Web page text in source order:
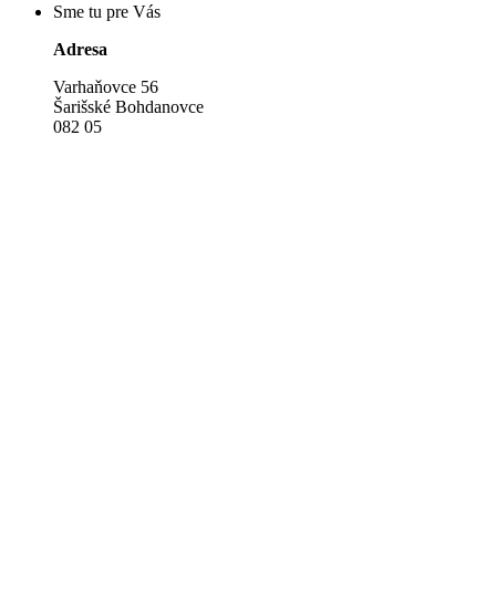
Sme tu pre Vás
Adresa
Varhaňovce 56
Šarišské Bohdanovce
082 05